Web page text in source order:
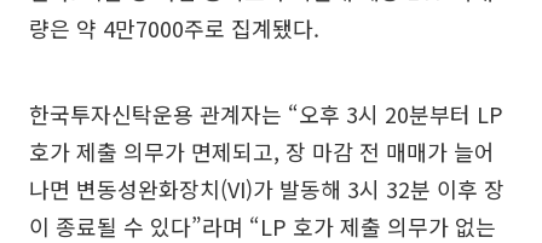
량은 약 4만7000주로 집계됐다.
한국투자신탁운용 관계자는 “오후 3시 20분부터 LP
호가 제출 의무가 면제되고, 장 마감 전 매매가 늘어
나면 변동성완화장치(VI)가 발동해 3시 32분 이후 장
이 종료될 수 있다”라며 “LP 호가 제출 의무가 없는